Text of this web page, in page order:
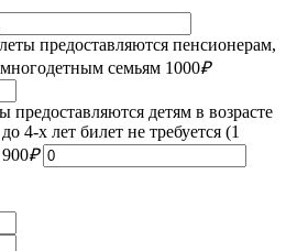
предоставляются пенсионерам,
семьям 1000₽
предоставляются детям в возрасте
4-х лет билет не требуется (1
900₽